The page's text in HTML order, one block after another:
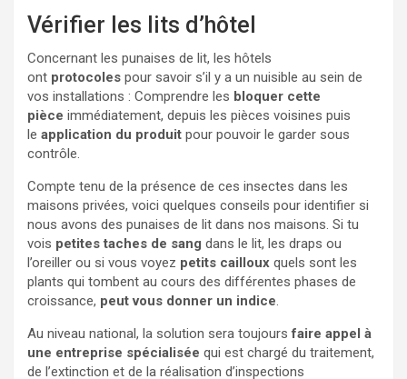
Vérifier les lits d’hôtel
Concernant les punaises de lit, les hôtels
ont protocoles pour savoir s’il y a un nuisible au sein de
vos installations : Comprendre les bloquer cette
pièce immédiatement, depuis les pièces voisines puis
le application du produit pour pouvoir le garder sous
contrôle.
Compte tenu de la présence de ces insectes dans les
maisons privées, voici quelques conseils pour identifier si
nous avons des punaises de lit dans nos maisons. Si tu
vois petites taches de sang dans le lit, les draps ou
l’oreiller ou si vous voyez petits cailloux quels sont les
plants qui tombent au cours des différentes phases de
croissance, peut vous donner un indice.
Au niveau national, la solution sera toujoursfaire appel à
une entreprise spécialisée qui est chargé du traitement,
de l’extinction et de la réalisation d’inspections